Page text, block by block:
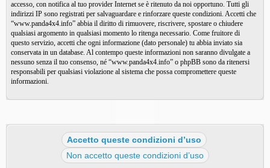
accesso, con notifica al tuo provider Internet se è ritenuto da noi opportuno. Tutti gli
indirizzi IP sono registrati per salvaguardare e rinforzare queste condizioni. Accetti che
“www.panda4x4.info” abbia il diritto di rimuovere, riscrivere, spostare o chiudere
qualsiasi argomento in qualsiasi momento lo ritenga necessario. Come fruitore di
questo servizio, accetti che ogni informazione (dato personale) tu abbia inviato sia
conservata in un database. Al contempo queste informazioni non saranno divulgate a
nessuno senza il tuo consenso, né “www.panda4x4.info” o phpBB sono da ritenersi
responsabili per qualsiasi violazione al sistema che possa compromettere queste
informazioni.